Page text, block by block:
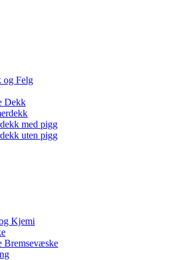
og Felg
Dekk
med pigg
uten pigg
Kjemi
Bremsevæske